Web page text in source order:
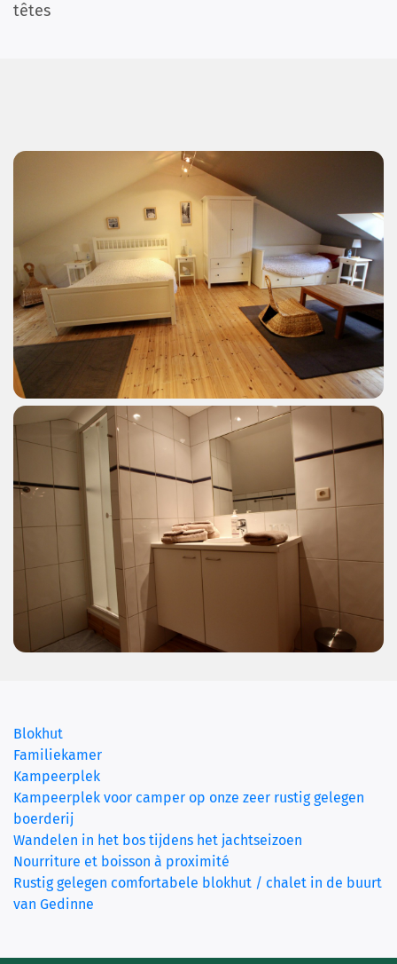
têtes
Blokhut
Familiekamer(current)
Kampeerplek
Kampeerplek voor camper op onze zeer rustig gelegen
boerderij
Wandelen in het bos tijdens het jachtseizoen
Nourriture et boisson à proximité
Rustig gelegen comfortabele blokhut / chalet in de buurt
van Gedinne